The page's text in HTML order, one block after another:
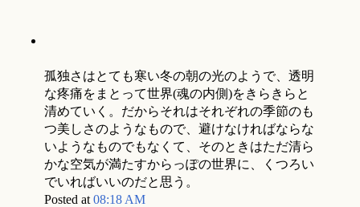
孤独さはとても寒い冬の朝の光のようで、透明
な疼痛をまとって世界(魂の内側)をきらきらと
清めていく。だからそれはそれぞれの季節のも
つ美しさのようなもので、避けなければならな
いようなものでもなくて、そのときはただ清ら
かな空気が満たすからっぽの世界に、くつろい
でいればいいのだと思う。
Posted at 08:18 AM